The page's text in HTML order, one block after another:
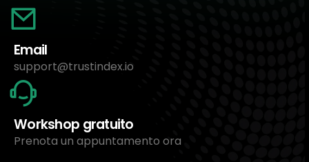
Email
support@trustindex.io
Workshop gratuito
Prenota un appuntamento ora